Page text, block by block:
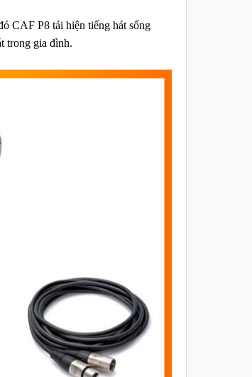
CAF P8 tái hiện tiếng hát sống
trong gia đình.